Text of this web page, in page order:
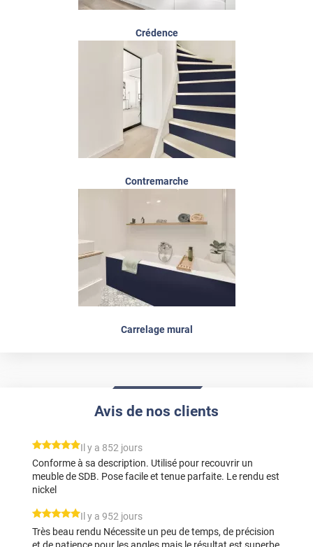
Crédence
Contremarche
Carrelage mural
Avis de nos clients
*****
Il y a 852 jours
Conforme à sa description. Utilisé pour recouvrir un
meuble de SDB. Pose facile et tenue parfaite. Le rendu est
nickel
*****
Il y a 952 jours
Très beau rendu Nécessite un peu de temps, de précision
et de patience pour les angles mais le résultat est superbe